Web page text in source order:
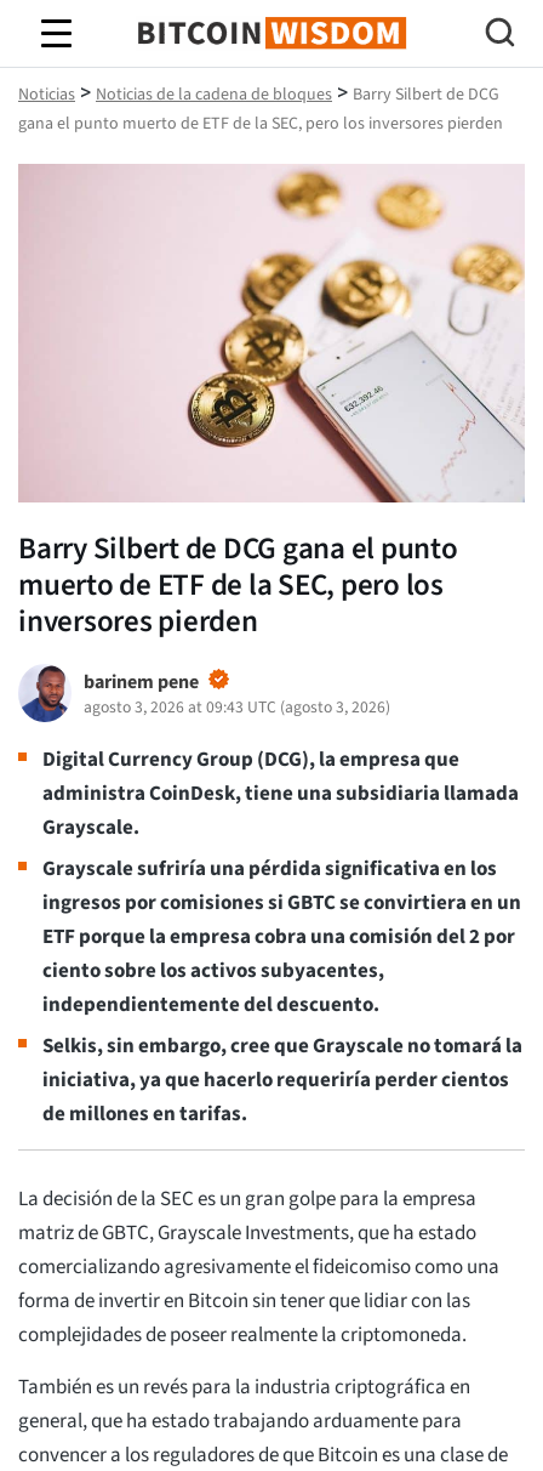
Sabiduría de Bitcoin
Noticias > Noticias de la cadena de bloques > Barry Silbert de DCG
gana el punto muerto de ETF de la SEC, pero los inversores pierden
Barry Silbert de DCG gana el punto
muerto de ETF de la SEC, pero los
inversores pierden
barinem pene
agosto 3, 2026 at 09:43 UTC (agosto 3, 2026)
Digital Currency Group (DCG), la empresa que
administra CoinDesk, tiene una subsidiaria llamada
Grayscale.
Grayscale sufriría una pérdida significativa en los
ingresos por comisiones si GBTC se convirtiera en un
ETF porque la empresa cobra una comisión del 2 por
ciento sobre los activos subyacentes,
independientemente del descuento.
Selkis, sin embargo, cree que Grayscale no tomará la
iniciativa, ya que hacerlo requeriría perder cientos
de millones en tarifas.
La decisión de la SEC es un gran golpe para la empresa
matriz de GBTC, Grayscale Investments, que ha estado
comercializando agresivamente el fideicomiso como una
forma de invertir en Bitcoin sin tener que lidiar con las
complejidades de poseer realmente la criptomoneda.
También es un revés para la industria criptográfica en
general, que ha estado trabajando arduamente para
convencer a los reguladores de que Bitcoin es una clase de